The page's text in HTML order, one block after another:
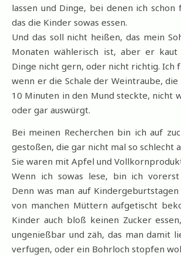
lassen und Dinge, bei denen ich schon
das die Kinder sowas essen.
Und das soll nicht heißen, das mein
Monaten wählerisch ist, aber er kaut
Dinge nicht gern, oder nicht richtig. Ich
wenn er die Schale der Weintraube,
10 Minuten in den Mund steckte, nicht
oder gar auswürgt.
Bei meinen Recherchen bin ich auf
gestoßen, die gar nicht mal so schlecht
Sie waren mit Apfel und
Wenn ich sowas lese, bin ich
Denn was man auf
von manchen Müttern aufgetischt
Kinder auch bloß keinen Zucker
ungenießbar und zäh, das man damit
verfugen, oder ein Bohrloch stopfen